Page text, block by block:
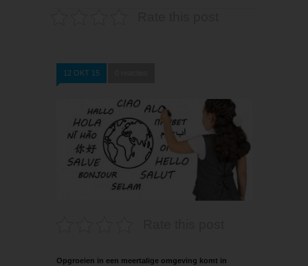
12 OKT 15
Opgroeien in een meertalige omgeving komt in